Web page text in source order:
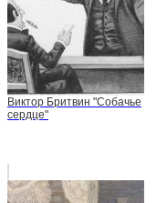
Виктор Бритвин "Собачье
сердце"